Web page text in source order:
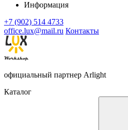
Информация
+7 (902) 514 4733
office.lux@mail.ru Контакты
официальный партнер Arlight
Каталог